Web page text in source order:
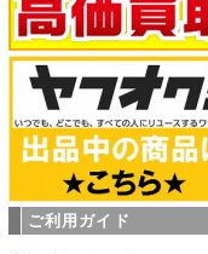
ご利用ガイド